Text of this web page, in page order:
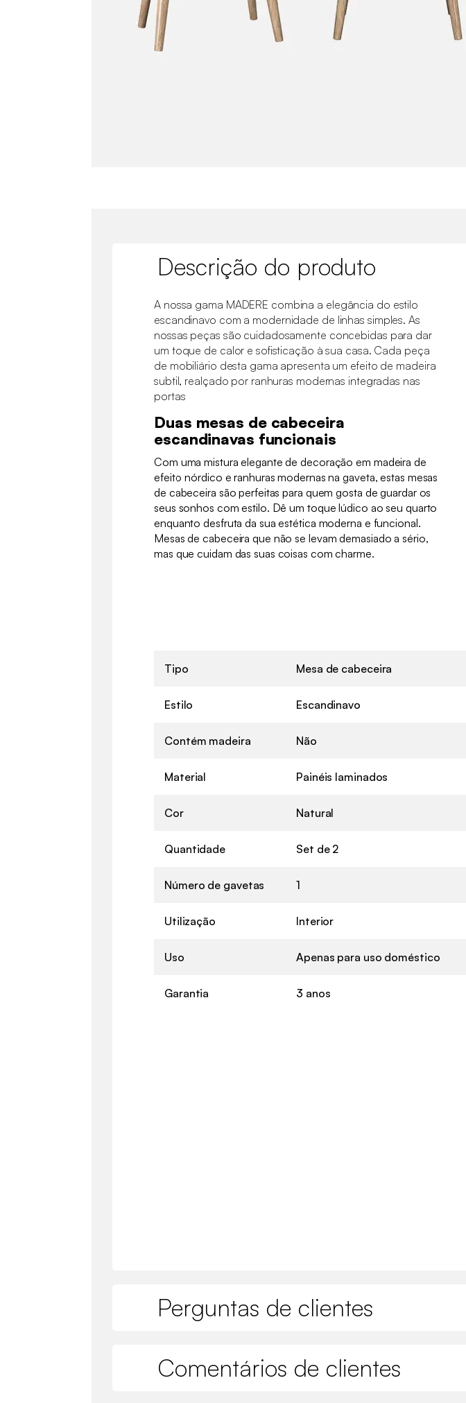
Descrição do produto
A nossa gama MADERE combina a elegância do estilo
escandinavo com a modernidade de linhas simples. As
nossas peças são cuidadosamente concebidas para dar
um toque de calor e sofisticação à sua casa. Cada peça
de mobiliário desta gama apresenta um efeito de madeira
subtil, realçado por ranhuras modernas integradas nas
portas
Duas mesas de cabeceira
escandinavas funcionais
Com uma mistura elegante de decoração em madeira de
efeito nórdico e ranhuras modernas na gaveta, estas mesas
de cabeceira são perfeitas para quem gosta de guardar os
seus sonhos com estilo. Dê um toque lúdico ao seu quarto
enquanto desfruta da sua estética moderna e funcional.
Mesas de cabeceira que não se levam demasiado a sério,
mas que cuidam das suas coisas com charme.
Tipo Mesa de cabeceira
Estilo Escandinavo
Contém madeira Não
Material Painéis laminados
Cor Natural
Quantidade Set de 2
Número de gavetas 1
Utilização Interior
Uso Apenas para uso doméstico
Garantia 3 anos
Perguntas de clientes
Comentários de clientes